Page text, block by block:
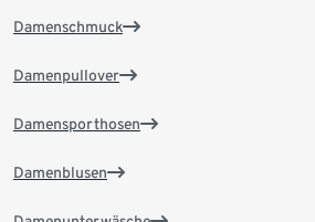
Damenschmuck
Damenpullover
Damensporthosen
Damenblusen